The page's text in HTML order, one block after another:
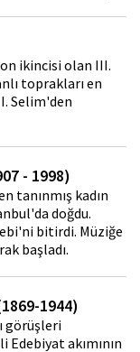
ikincisi olan III.
toprakları en
Selim'den
- 1998)
tanınmış kadın
doğdu.
bitirdi. Müziğe
başladı.
1944)
görüşleri
akımının